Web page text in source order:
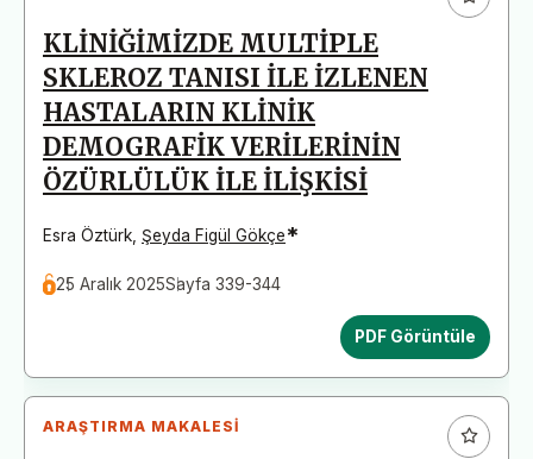
KLİNİĞİMİZDE MULTİPLE
SKLEROZ TANISI İLE İZLENEN
HASTALARIN KLİNİK
DEMOGRAFİK VERİLERİNİN
ÖZÜRLÜLÜK İLE İLİŞKİSİ
Esra Öztürk Şeyda Figül Gökçe*
25 Aralık 2025Sayfa 339-344
PDF Görüntüle
ARAŞTIRMA MAKALESI